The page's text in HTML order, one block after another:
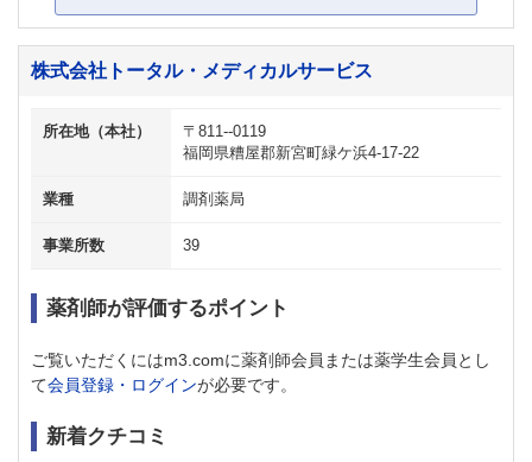
株式会社トータル・メディカルサービス
所在地（本社）
〒811--0119
福岡県糟屋郡新宮町緑ケ浜4-17-22
業種 調剤薬局
事業所数 39
薬剤師が評価するポイント
ご覧いただくにはm3.comに薬剤師会員または薬学生会員とし
て会員登録・ログインが必要です。
新着クチコミ